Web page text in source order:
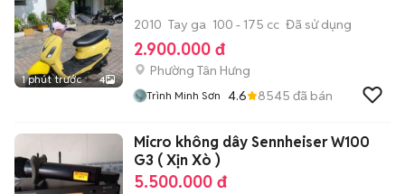
1 phút trước 4
2010 Tay ga 100 - 175 cc Đã sử dụng
2.900.000 đ
Phường Tân Hưng
Trình Minh Sơn 4.6 8545 đã bán
Micro không dây Sennheiser W100
G3 ( Xịn Xò )
5.500.000 đ